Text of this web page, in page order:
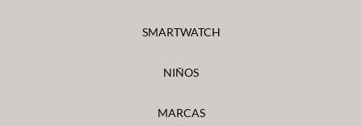
SMARTWATCH
NIÑOS
MARCAS